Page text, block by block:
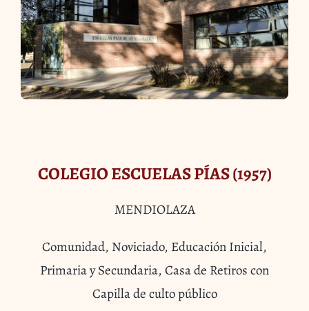
COLEGIO ESCUELAS PÍAS (1957)
MENDIOLAZA
Comunidad, Noviciado, Educación Inicial,
Primaria y Secundaria, Casa de Retiros con
Capilla de culto público